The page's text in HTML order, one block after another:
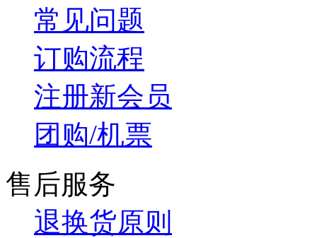
常见问题
订购流程
注册新会员
团购/机票
售后服务
退换货原则